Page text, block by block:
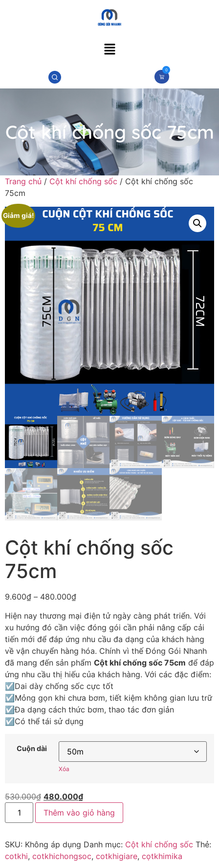
0
Cột khí chống sốc 75cm
Trang chủ / Cột khí chống sốc / Cột khí chống sốc
75cm
Giảm giá!
Cột khí chống sốc
75cm
9.600₫ – 480.000₫
Hiện nay thương mại điện tử ngày càng phát triển. Với
xu hướng đó cần việc đóng gói cần phải nâng cấp cải
tiến mới để đáp ứng nhu cầu đa dạng của khách hàng
về vận chuyển hàng hóa. Chính vì thế Đóng Gói Nhanh
đã mang đến sản phẩm Cột khí chống sốc 75cm để đáp
ứng nhu cầu thị hiếu của khách hàng. Với các đặc điểm:
☑Dai dày chống sốc cực tốt
☑Mỏng gọn khi chưa bơm, tiết kiệm không gian lưu trữ
☑Đa dạng cách thức bơm, thao tác đơn giản
☑Có thể tái sử dụng
Cuộn dài
Xóa
530.000₫ 480.000₫
Thêm vào giỏ hàng
SKU: Không áp dụng Danh mục: Cột khí chống sốc Thẻ:
cotkhi, cotkhichongsoc, cotkhigiare, cọtkhimika